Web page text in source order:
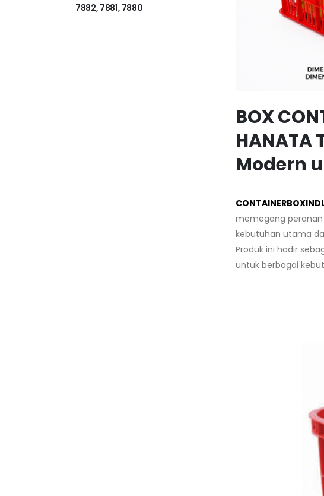
BOX
HANATA
Modern
memegang peranan
kebutuhan utama
Produk ini hadir
untuk berbagai
7882, 7881, 7880